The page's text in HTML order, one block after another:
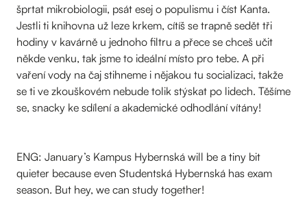
šprtat mikrobiologii, psát esej o populismu i číst Kanta.
Jestli ti knihovna už leze krkem, cítíš se trapně sedět tři
hodiny v kavárně u jednoho filtru a přece se chceš učit
někde venku, tak jsme to ideální místo pro tebe. A při
vaření vody na čaj stihneme i nějakou tu socializaci, takže
se ti ve zkouškovém nebude tolik stýskat po lidech. Těšíme
se, snacky ke sdílení a akademické odhodlání vítány!
ENG: January’s Kampus Hybernská will be a tiny bit
quieter because even Studentská Hybernská has exam
season. But hey, we can study together!